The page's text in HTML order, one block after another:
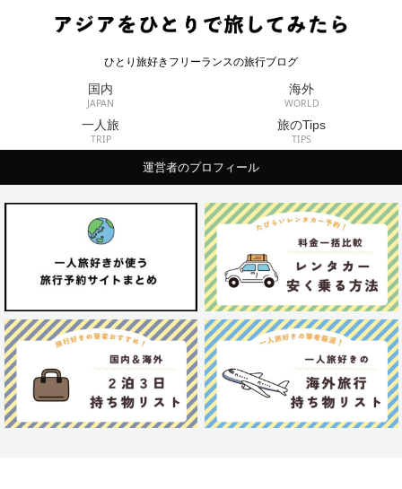
ひとり旅好きフリーランスの旅行ブログ
国内
JAPAN
海外
WORLD
一人旅
TRIP
旅のTips
TIPS
運営者のプロフィール